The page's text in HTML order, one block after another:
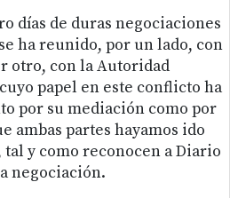
días de duras negociaciones
ha reunido, por un lado, con
otro, con la Autoridad
papel en este conflicto ha
por su mediación como por
ambas partes hayamos ido
tal y como reconocen a Diario
negociación.